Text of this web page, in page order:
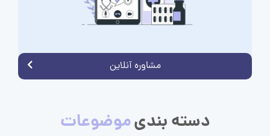
مشاوره آنلاین
دسته بندیموضوعات